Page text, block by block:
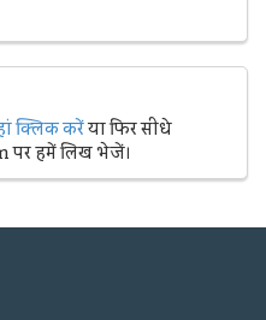
क्लिक करेंया फिर सीधे
हमें लिख भेजें।